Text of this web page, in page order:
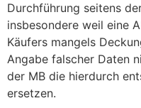
Durchführung seitens
insbesondere weil eine
Käufers mangels
Angabe falscher Daten
der MB die hierdurch
ersetzen.